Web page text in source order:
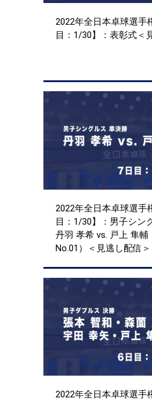
2022年全日本卓球選手
目：1/30】：表彰式＜
2022年全日本卓球選手
目：1/30】：男子シン
丹羽 孝希 vs. 戸上 隼輔
No.01）＜見逃し配信＞
2022年全日本卓球選手